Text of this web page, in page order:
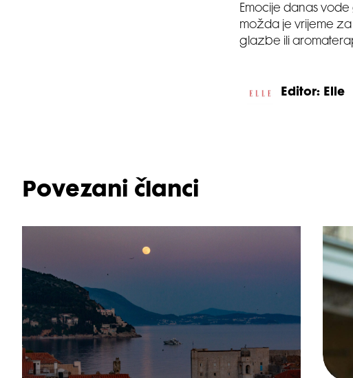
Emocije danas
možda je vrijeme za
glazbe ili
Editor: Elle
Povezani članci